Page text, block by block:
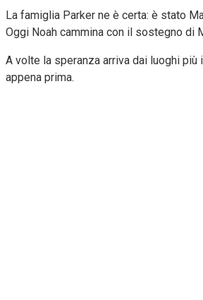
La famiglia Parker ne è certa: è stato
Oggi Noah cammina con il sostegno di
A volte la speranza arriva dai luoghi
appena prima.